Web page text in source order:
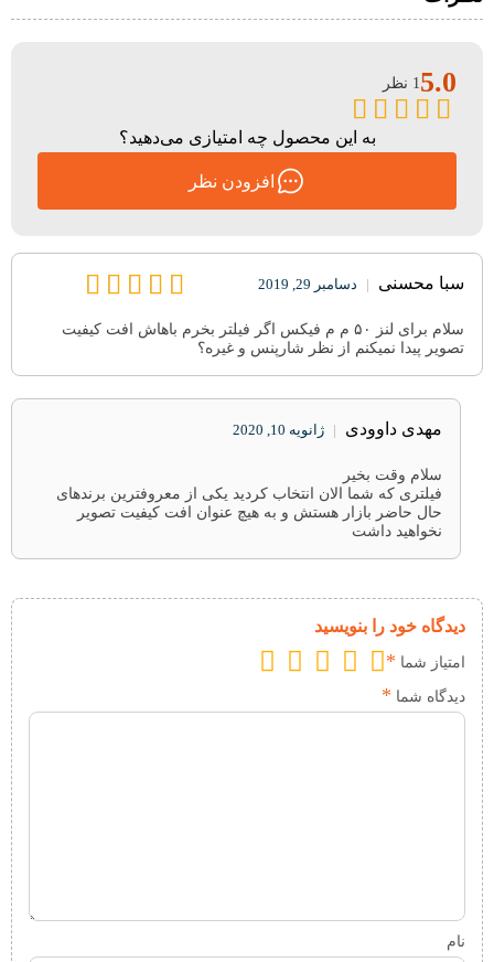
سبا محسنی | دسامبر 29, 2019
سلام برای لنز ۵۰ م م فیکس اگر فیلتر بخرم باهاش افت کیفیت
تصویر پیدا نمیکنم از نظر شارپنس و غیره؟
مهدی داوودی | ژانویه 10, 2020
سلام وقت بخیر
فیلتری که شما الان انتخاب کردید یکی از معروفترین‌ برندهای
حال حاضر بازار هستش و به هیچ عنوان افت کیفیت تصویر
نخواهید داشت
دیدگاه خود را بنویسید
امتیاز شما *
دیدگاه شما *
نام
5.01 نظر
به این محصول چه امتیازی می‌دهید؟
افزودن نظر